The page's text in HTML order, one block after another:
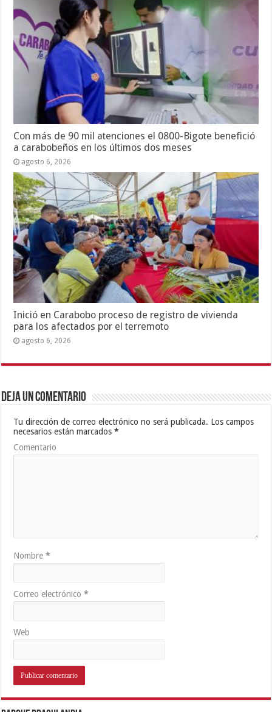
Con más de 90 mil atenciones el 0800-Bigote benefició
a carabobeños en los últimos dos meses
agosto 6, 2026
Inició en Carabobo proceso de registro de vivienda
para los afectados por el terremoto
agosto 6, 2026
Deja un comentario
Tu dirección de correo electrónico no será publicada. Los campos
necesarios están marcados*
Comentario
Nombre*
Correo electrónico*
Web